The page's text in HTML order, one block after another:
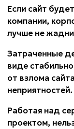
Если сайт
компании,
лучше не
Затраченные
виде
от взлома
неприятностей.
Работая над
проектом,